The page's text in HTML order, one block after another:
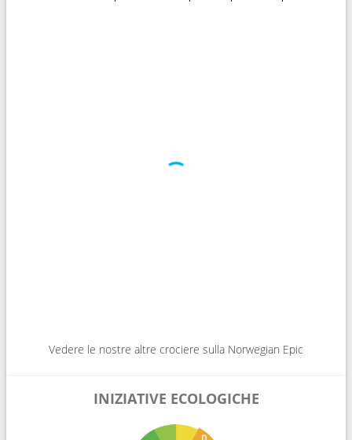
Vedere le nostre altre crociere sulla Norwegian Epic
INIZIATIVE ECOLOGICHE